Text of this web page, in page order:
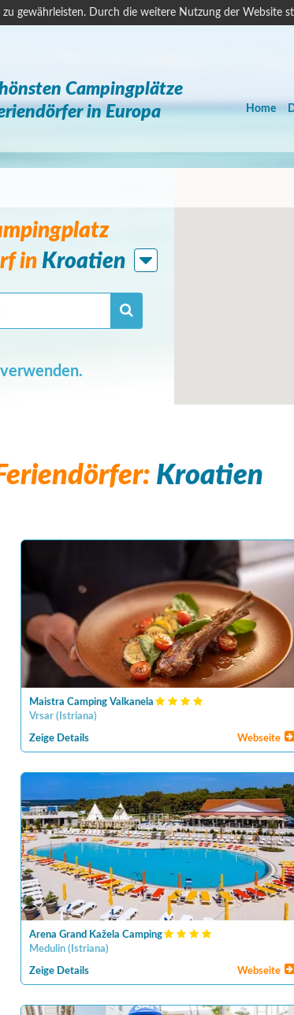
gewährleisten. Durch die weitere Nutzung der Website
Campingplätze
in Europa
Home
in Kroatien
verwenden.
Kroatien
Maistra Camping Valkanela
Vrsar ( Istriana)
Zeige Details Webseite
Arena Grand Kažela Camping
Medulin ( Istriana)
Zeige Details Webseite